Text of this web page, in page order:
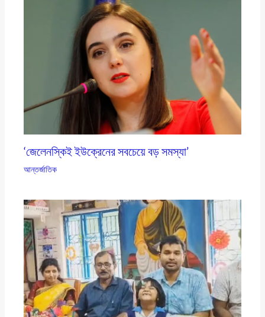
‘জেলেনস্কিই ইউক্রেনের সবচেয়ে বড় সমস্যা’
আন্তর্জাতিক